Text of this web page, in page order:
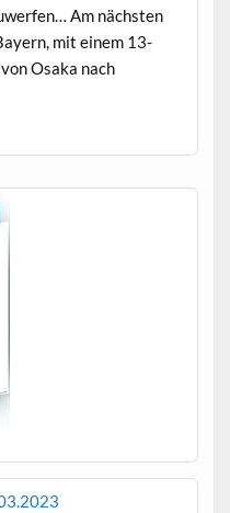
Am näch­sten
mit einem 13-
Osa­ka nach